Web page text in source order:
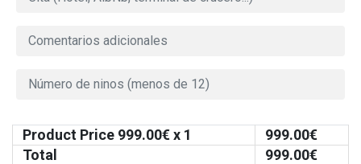
Product Price 999.00€ x 1 999.00€
Total
999.00€